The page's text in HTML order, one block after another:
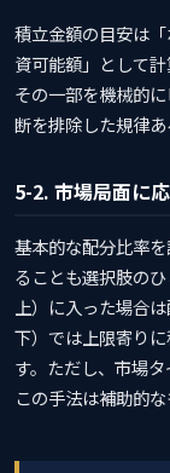
積立金額の目安は
資可能額」として
その一部を機械的
断を排除した規律あ
5-2. 市場局面に
基本的な配分比率
ることも選択肢の
上）に入った場合
下）では上限寄り
す。ただし、市場
この手法は補助的